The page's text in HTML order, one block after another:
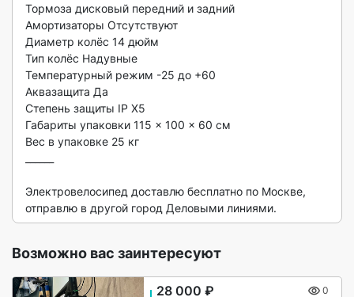
Тормоза дисковый передний и задний
Амортизаторы Отсутствуют
Диаметр колёс 14 дюйм
Тип колёс Надувные
Температурный режим -25 до +60
Аквазащита Да
Степень защиты IP X5
Габариты упаковки 115 × 100 × 60 см
Вес в упаковке 25 кг
Электровелосипед доставлю бесплатно по Москве,
отправлю в другой город Деловыми линиями.
Возможно вас заинтересуют
28 000 ₽ 0